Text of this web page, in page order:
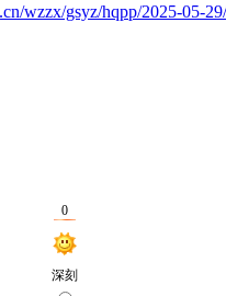
wzzx/gsyz/hqpp/2025-05-